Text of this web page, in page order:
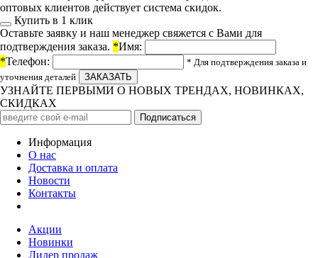
оптовых клиентов действует система скидок.
Купить в 1 клик
Оставьте заявку и наш менеджер свяжется с Вами для
подтверждения заказа. *Имя:
*Телефон:
* Для подтверждения заказа и
уточнения деталей
УЗНАЙТЕ ПЕРВЫМИ О НОВЫХ ТРЕНДАХ, НОВИНКАХ,
СКИДКАХ
Информация
О нас
Доставка и оплата
Новости
Контакты
Акции
Новинки
Лидер продаж